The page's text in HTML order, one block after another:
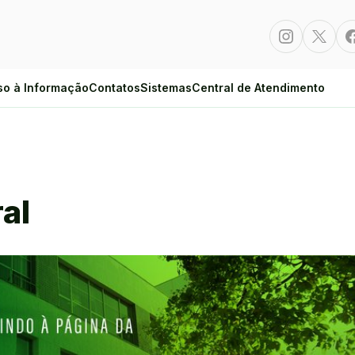
Instagram
à InformaçãoContatosSistemasCentral de Atendimento